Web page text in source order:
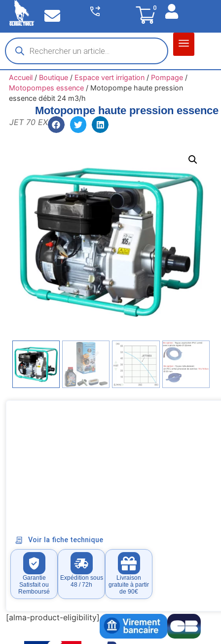
0
Accueil/ Boutique/ Espace vert irrigation/ Pompage/
Motopompes essence/ Motopompe haute pression
essence débit 24 m3/h
Motopompe haute pression
JET 70 EX
Voir la fiche technique
Garantie
Satisfait ou
Remboursé
Expédition sous
48 / 72h
Livraison
gratuite à partir
de 90€
[alma-product-eligibility]